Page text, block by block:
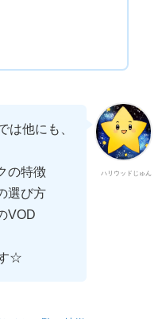
ハリウッドじゅん
は他にも、
の特徴
選び方
VOD
☆